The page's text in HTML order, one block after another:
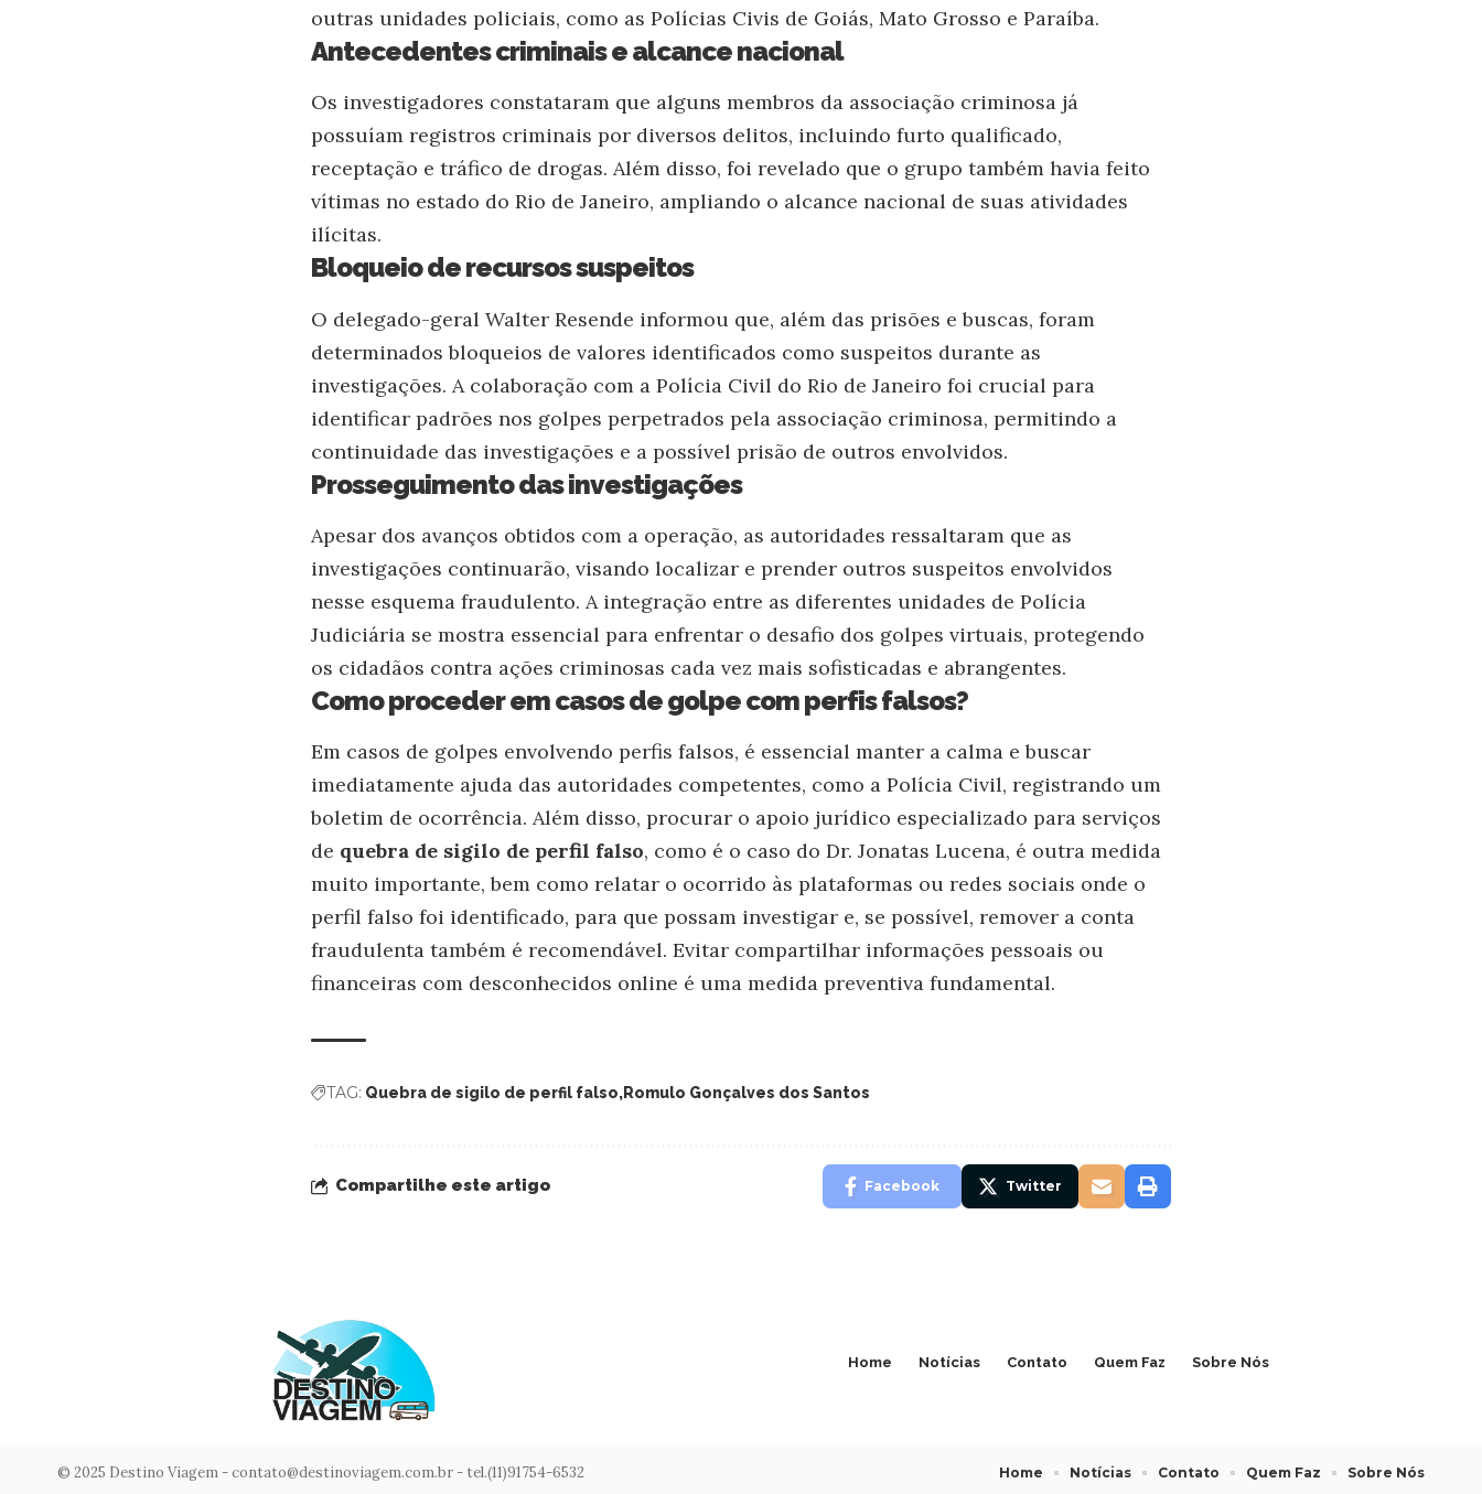
outras unidades policiais, como as Polícias Civis de Goiás, Mato Grosso e Paraíba.
Antecedentes criminais e alcance nacional
Os investigadores constataram que alguns membros da associação criminosa já
possuíam registros criminais por diversos delitos, incluindo furto qualificado,
receptação e tráfico de drogas. Além disso, foi revelado que o grupo também havia feito
vítimas no estado do Rio de Janeiro, ampliando o alcance nacional de suas atividades
ilícitas.
Bloqueio de recursos suspeitos
O delegado-geral Walter Resende informou que, além das prisões e buscas, foram
determinados bloqueios de valores identificados como suspeitos durante as
investigações. A colaboração com a Polícia Civil do Rio de Janeiro foi crucial para
identificar padrões nos golpes perpetrados pela associação criminosa, permitindo a
continuidade das investigações e a possível prisão de outros envolvidos.
Prosseguimento das investigações
Apesar dos avanços obtidos com a operação, as autoridades ressaltaram que as
investigações continuarão, visando localizar e prender outros suspeitos envolvidos
nesse esquema fraudulento. A integração entre as diferentes unidades de Polícia
Judiciária se mostra essencial para enfrentar o desafio dos golpes virtuais, protegendo
os cidadãos contra ações criminosas cada vez mais sofisticadas e abrangentes.
Como proceder em casos de golpe com perfis falsos?
Em casos de golpes envolvendo perfis falsos, é essencial manter a calma e buscar
imediatamente ajuda das autoridades competentes, como a Polícia Civil, registrando um
boletim de ocorrência. Além disso, procurar o apoio jurídico especializado para serviços
de quebra de sigilo de perfil falso, como é o caso do Dr. Jonatas Lucena, é outra medida
muito importante, bem como relatar o ocorrido às plataformas ou redes sociais onde o
perfil falso foi identificado, para que possam investigar e, se possível, remover a conta
fraudulenta também é recomendável. Evitar compartilhar informações pessoais ou
financeiras com desconhecidos online é uma medida preventiva fundamental.
TAG: Quebra de sigilo de perfil falso Romulo Gonçalves dos Santos
Compartilhe este artigo Facebook Twitter
Home Notícias Contato Quem Faz Sobre Nós
© 2025 Destino Viagem -contato@destinoviagem.com.br - tel.(11)91754-6532 Home Notícias Contato Quem Faz Sobre Nós